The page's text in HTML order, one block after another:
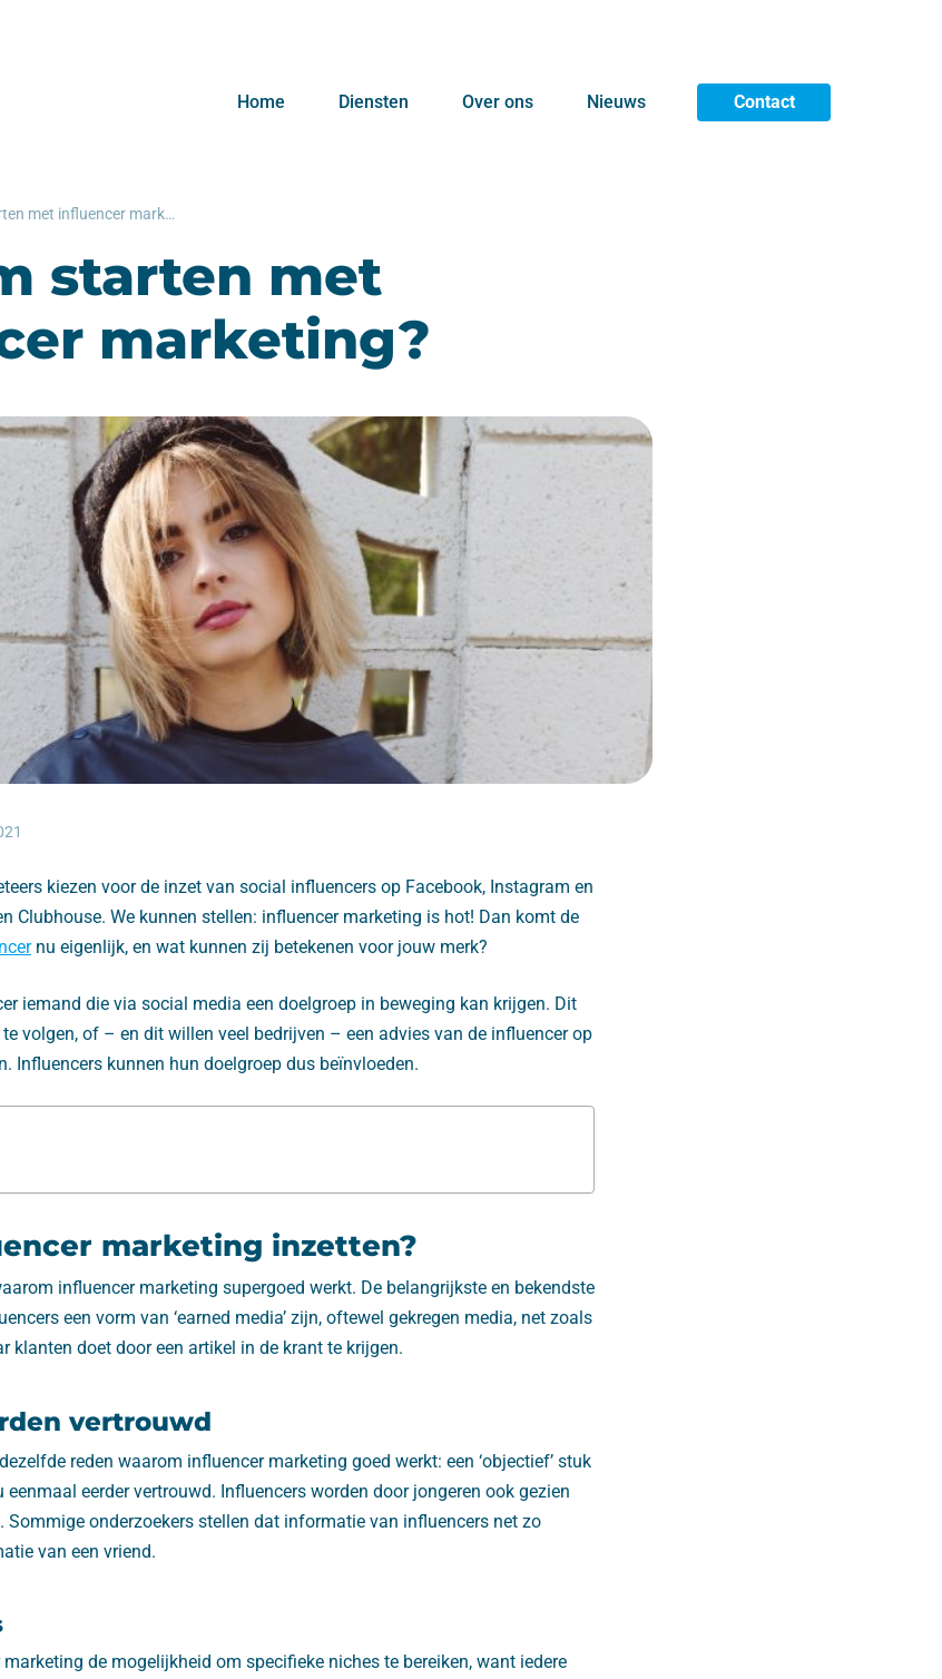
Home Diensten Over ons Nieuws Contact
Waarom starten met influencer marketing?
starten met
marketing?
kiezen voor de inzet van social influencers op Facebook, Instagram en
Clubhouse. We kunnen stellen: influencer marketing is hot! Dan komt de
nu eigenlijk, en wat kunnen zij betekenen voor jouw merk?
iemand die via social media een doelgroep in beweging kan krijgen. Dit
volgen, of – en dit willen veel bedrijven – een advies van de influencer op
Influencers kunnen hun doelgroep dus beïnvloeden.
marketing inzetten?
influencer marketing supergoed werkt. De belangrijkste en bekendste
een vorm van ‘earned media’ zijn, oftewel gekregen media, net zoals
klanten doet door een artikel in de krant te krijgen.
vertrouwd
reden waarom influencer marketing goed werkt: een ‘objectief’ stuk
eerder vertrouwd. Influencers worden door jongeren ook gezien
Sommige onderzoekers stellen dat informatie van influencers net zo
van een vriend.
de mogelijkheid om specifieke niches te bereiken, want iedere